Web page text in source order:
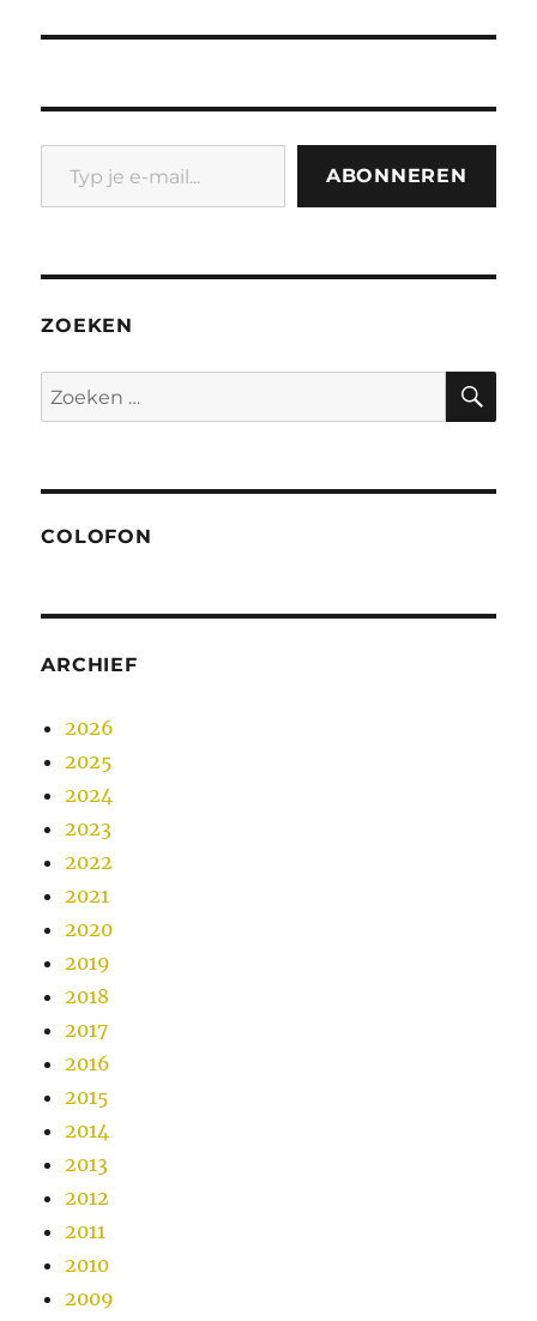
Typ je e-mail...
ABONNEREN
ZOEKEN
Zoeken
naar:
COLOFON
ARCHIEF
2026
2025
2024
2023
2022
2021
2020
2019
2018
2017
2016
2015
2014
2013
2012
2011
2010
2009